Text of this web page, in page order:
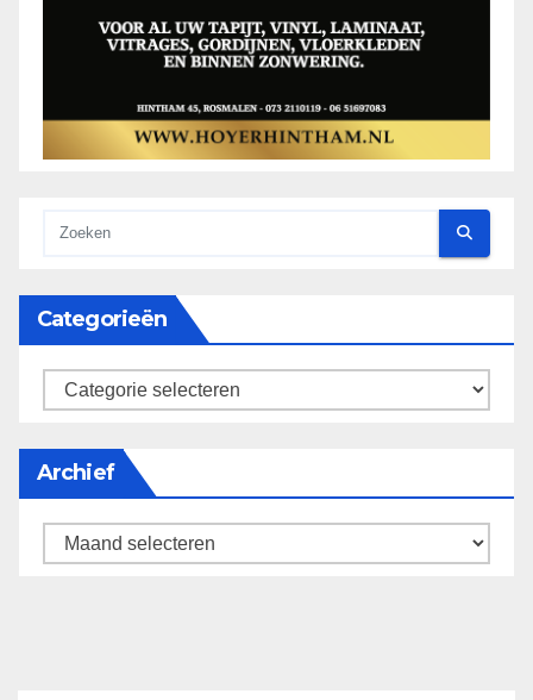
Categorieën
categorieën
Archief
Archief